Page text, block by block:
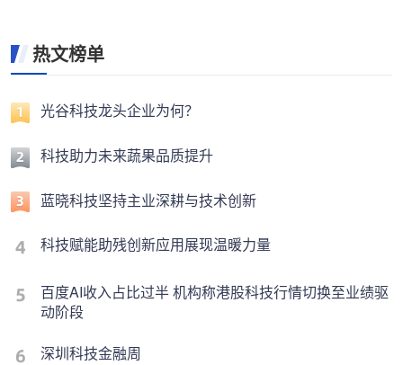
热文榜单
光谷科技龙头企业为何？
科技助力未来蔬果品质提升
蓝晓科技坚持主业深耕与技术创新
科技赋能助残创新应用展现温暖力量
百度AI收入占比过半 机构称港股科技行情切换至业绩驱
动阶段
深圳科技金融周